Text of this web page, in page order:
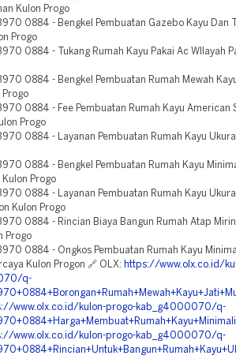
Kulon Progo
0884 - Bengkel Pembuatan Gazebo Kayu Dan
Progo
0884 - Tukang Rumah Kayu Pakai Ac WIlayah
0884 - Bengkel Pembuatan Rumah Mewah
Progo
0884 - Fee Pembuatan Rumah Kayu American
Progo
0884 - Layanan Pembuatan Rumah Kayu
0884 - Bengkel Pembuatan Rumah Kayu
Kulon Progo
0884 - Layanan Pembuatan Rumah Kayu
Kulon Progo
0884 - Rincian Biaya Bangun Rumah Atap
Progo
0884 - Ongkos Pembuatan Rumah Kayu
Kulon Progon 🔗 OLX: https://www.olx.co.id/
q-
www.olx.co.id/kulon-progo-kab_g4000070/q-
www.olx.co.id/kulon-progo-kab_g4000070/q-